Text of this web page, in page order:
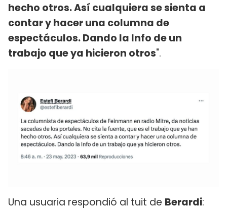
hecho otros. Así cualquiera se sienta a
contar y hacer una columna de
espectáculos. Dando la Info de un
trabajo que ya hicieron otros".
Una usuaria respondió al tuit de Berardi: